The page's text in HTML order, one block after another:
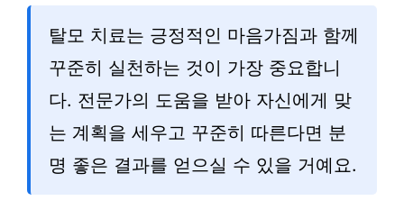
탈모 치료는 긍정적인 마음가짐과 함께
꾸준히 실천하는 것이 가장 중요합니
다. 전문가의 도움을 받아 자신에게 맞
는 계획을 세우고 꾸준히 따른다면 분
명 좋은 결과를 얻으실 수 있을 거예요.